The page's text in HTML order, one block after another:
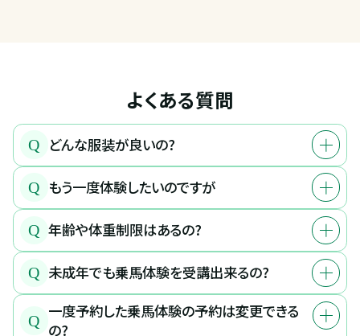
よくある質問
Q どんな服装が良いの?
Q もう一度体験したいのですが
Q 年齢や体重制限はあるの?
Q 未成年でも乗馬体験を受講出来るの?
Q 一度予約した乗馬体験の予約は変更できる
の?